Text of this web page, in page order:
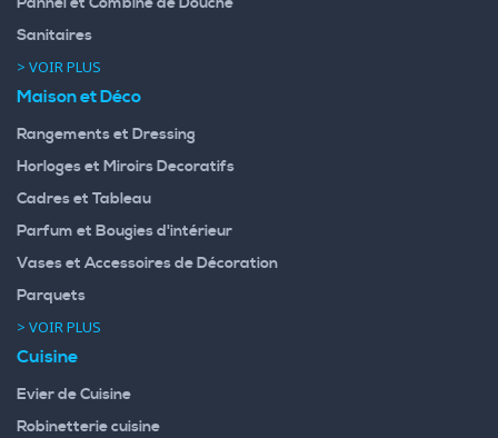
Sanitaires
> VOIR PLUS
Maison et Déco
Rangements et Dressing
Horloges et Miroirs Decoratifs
Cadres et Tableau
Parfum et Bougies d'intérieur
Vases et Accessoires de Décoration
Parquets
> VOIR PLUS
Cuisine
Evier de Cuisine
Robinetterie cuisine